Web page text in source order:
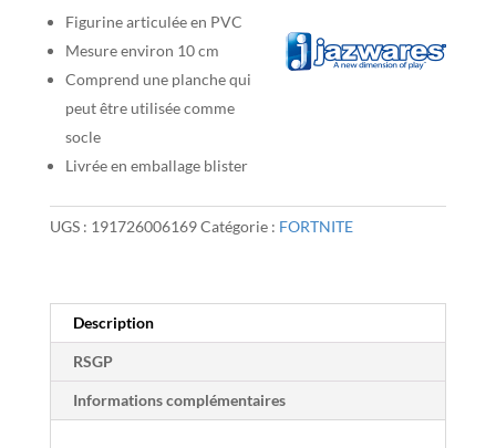
Figurine articulée en PVC
Mesure environ 10 cm
Comprend une planche qui
peut être utilisée comme
socle
Livrée en emballage blister
UGS : 191726006169Catégorie : FORTNITE
Description
RSGP
Informations complémentaires